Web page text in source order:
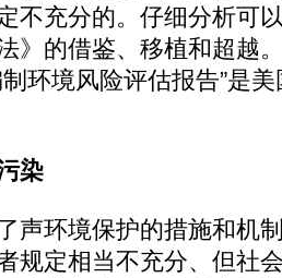
不充分的。仔细分析可
》的借鉴、移植和超越
制环境风险评估报告”是
染
环境保护的措施和机
规定相当不充分、但社